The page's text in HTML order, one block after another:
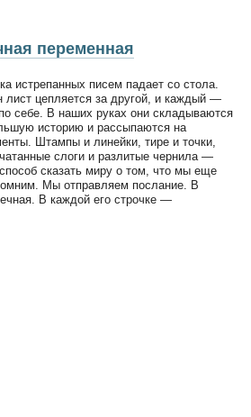
переменная
истрепанных писем падает со стола.
лист цепляется за другой, и каждый —
себе. В наших руках они складываются
историю и рассыпаются на
Штампы и линейки, тире и точки,
слоги и разлитые чернила —
сказать миру о том, что мы еще
Мы отправляем послание. В
В каждой его строчке —